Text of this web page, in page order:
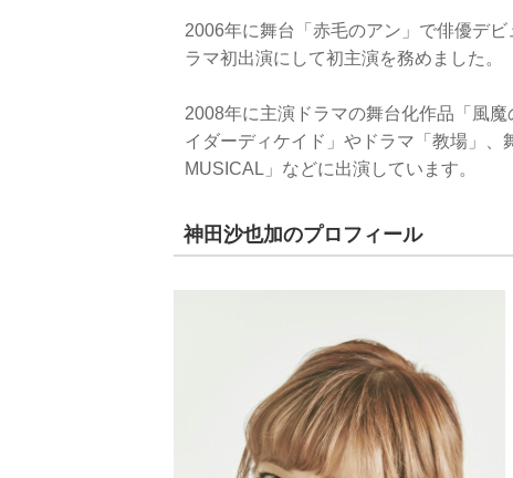
2006年に舞台「赤毛のアン」で俳優デ
ラマ初出演にして初主演を務めました。
2008年に主演ドラマの舞台化作品「風
イダーディケイド」やドラマ「教場」
MUSICAL」などに出演しています。
神田沙也加のプロフィール